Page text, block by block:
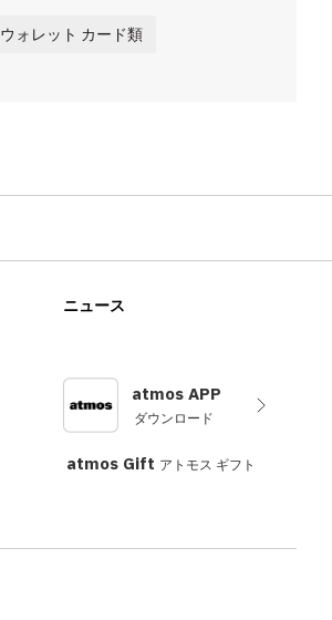
ウォレット カード類
ニュース
atmos APP
ダウンロード
atmos Gift アトモス ギフト